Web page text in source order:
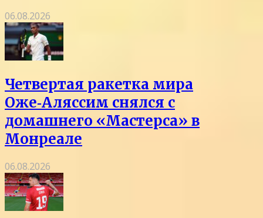
06.08.2026
Четвертая ракетка мира
Оже‑Аляссим снялся с
домашнего «Мастерса» в
Монреале
06.08.2026